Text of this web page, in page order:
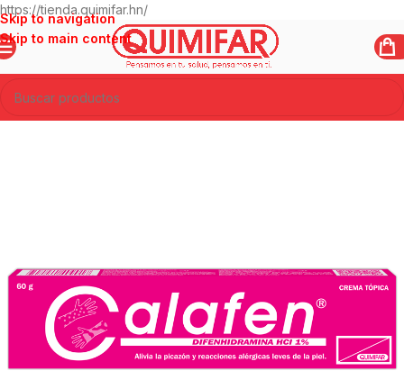
https://tienda.quimifar.hn/
Skip to navigation
Skip to main content